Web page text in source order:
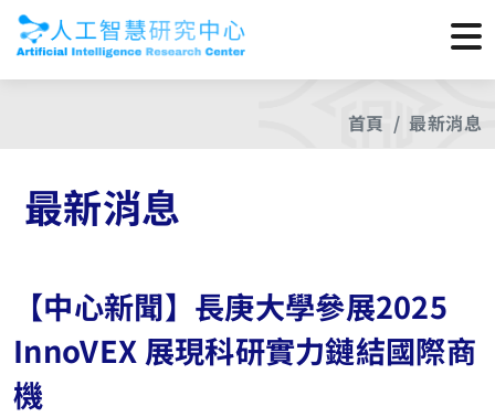
首頁 最新消息
最新消息
【中心新聞】長庚大學參展2025
InnoVEX 展現科研實力鏈結國際商
機